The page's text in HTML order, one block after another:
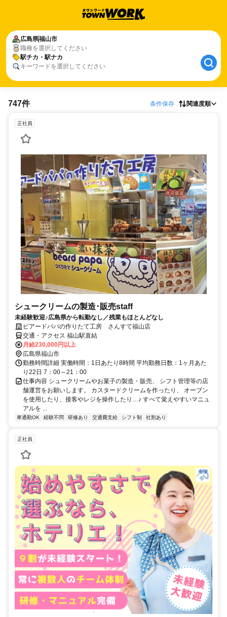
広島県福山市
職種を選択してください
駅チカ・駅ナカ
キーワードを選択してください
747件 条件保存 関連度順
正社員
シュークリームの製造･販売staff
未経験歓迎♪広島県から転勤なし／残業もほとんどなし
ビアードパパの作りたて工房 さんすて福山店
交通・アクセス 福山駅直結
月給230,000円以上
広島県福山市
勤務時間詳細 実働時間：1日あたり8時間 平均勤務日数：1ヶ月あた
り22日 7：00～21：00
仕事内容 シュークリームやお菓子の製造・販売、 シフト管理等の店
舗運営をお願いします。 カスタードクリームを作ったり、 オーブン
を使用したり、接客やレジを操作したり…♪ すべて覚えやすいマニュ
アルを ...
車通勤OK 経験不問 研修あり 交通費支給 シフト制 社割あり
正社員